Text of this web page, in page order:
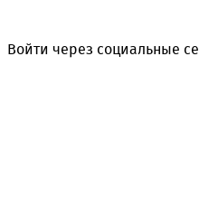
Войти через социальные